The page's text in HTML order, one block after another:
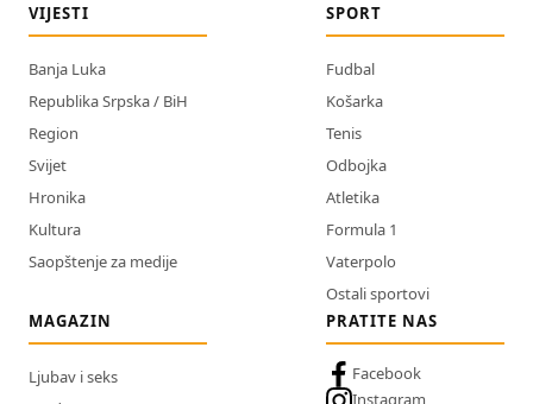
VIJESTI
Banja Luka
Republika Srpska / BiH
Region
Svijet
Hronika
Kultura
Saopštenje za medije
SPORT
Fudbal
Košarka
Tenis
Odbojka
Atletika
Formula 1
Vaterpolo
Ostali sportovi
MAGAZIN
Ljubav i seks
PRATITE NAS
Facebook